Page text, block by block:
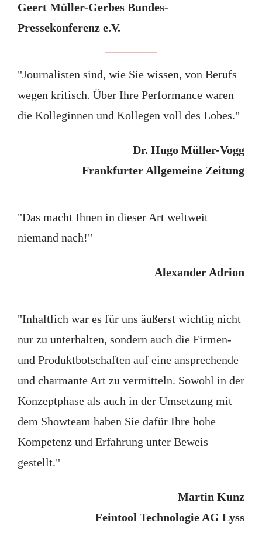
Geert Müller-Gerbes Bundes-
Pressekonferenz e.V.
"Journalisten sind, wie Sie wissen, von Berufs
wegen kritisch. Über Ihre Performance waren
die Kolleginnen und Kollegen voll des Lobes."
Dr. Hugo Müller-Vogg
Frankfurter Allgemeine Zeitung
"Das macht Ihnen in dieser Art weltweit
niemand nach!"
Alexander Adrion
"Inhaltlich war es für uns äußerst wichtig nicht
nur zu unterhalten, sondern auch die Firmen-
und Produktbotschaften auf eine ansprechende
und charmante Art zu vermitteln. Sowohl in der
Konzeptphase als auch in der Umsetzung mit
dem Showteam haben Sie dafür Ihre hohe
Kompetenz und Erfahrung unter Beweis
gestellt."
Martin Kunz
Feintool Technologie AG Lyss